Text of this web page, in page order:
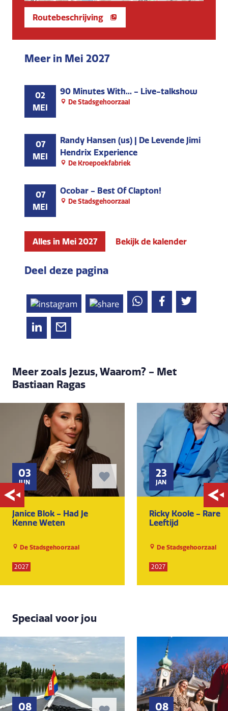
Routebeschrijving
Meer in Mei 2027
02
MEI
90 Minutes With... - Live-talkshow
De Stadsgehoorzaal
07
MEI
Randy Hansen (us) | De Levende Jimi
Hendrix Experience
De Kroepoekfabriek
07
MEI
Ocobar - Best Of Clapton!
De Stadsgehoorzaal
Alles in Mei 2027 Bekijk de kalender
Deel deze pagina
Meer zoals Jezus, Waarom? - Met
Bastiaan Ragas
03
JUN
Janice Blok - Had Je
Kenne Weten
De Stadsgehoorzaal
2027
23
JAN
Ricky Koole - Rare
Leeftijd
De Stadsgehoorzaal
2027
Speciaal voor jou
08 08